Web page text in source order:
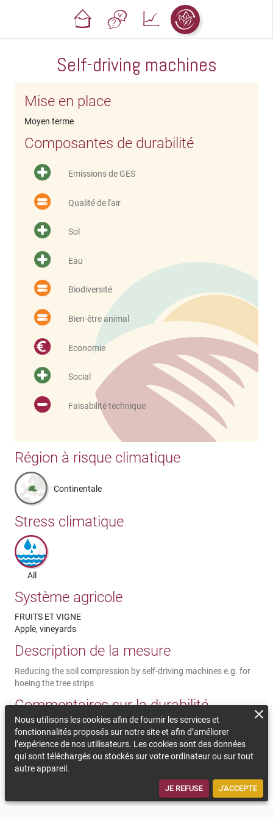
Self-driving machines
Mise en place
Moyen terme
Composantes de durabilité
Emissions de GES
Qualité de l'air
Sol
Eau
Biodiversité
Bien-être animal
Economie
Social
Faisabilité technique
Région à risque climatique
Continentale
Stress climatique
All
Système agricole
FRUITS ET VIGNE
Apple, vineyards
Description de la mesure
Reducing the soil compression by self-driving machines e.g. for
hoeing the tree strips
Commentaires sur la durabilité
The lighter and self-driving machines reduce the soil
compression and the GHG emissions. Soil organisms, soil
structure and water infiltration into the soil profit from this and
therefore the yields as well. Initial investments are necessary but
are payed off by the lower fuel and personal need and the
improved soil structure. External advice may be necessary.
Nous utilisons les cookies afin de fournir les services et
fonctionnalités proposés sur notre site et afin d’améliorer
l’expérience de nos utilisateurs. Les cookies sont des données
qui sont téléchargés ou stockés sur votre ordinateur ou sur tout
autre appareil.
JE REFUSE J'ACCEPTE